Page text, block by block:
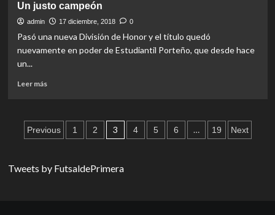
de
Honor
con
Un justo campeón
admin 17 diciembre, 2018 0
Pasó una nueva División de Honor y el título quedó
nuevamente en poder de Estudiantil Porteño, que desde hace
un...
Leer másRead
justo
campeón
Paginación
entradas
Previous 1 2 3 4 5 6 … 19 Next
Tweets by FutsaldePrimera